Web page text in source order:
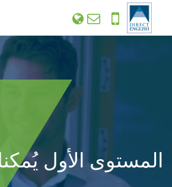
المستوى الأول